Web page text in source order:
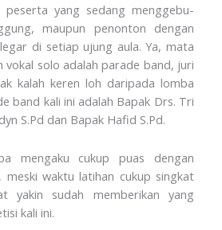
yang sedang menggebu-
maupun penonton dengan
di setiap ujung aula. Ya, mata
vokal solo adalah parade band, juri
kalah keren loh daripada lomba
band kali ini adalah Bapak Drs. Tri
S.Pd dan Bapak Hafid S.Pd.
mengaku cukup puas dengan
meski waktu latihan cukup singkat
yakin sudah memberikan yang
kali ini.